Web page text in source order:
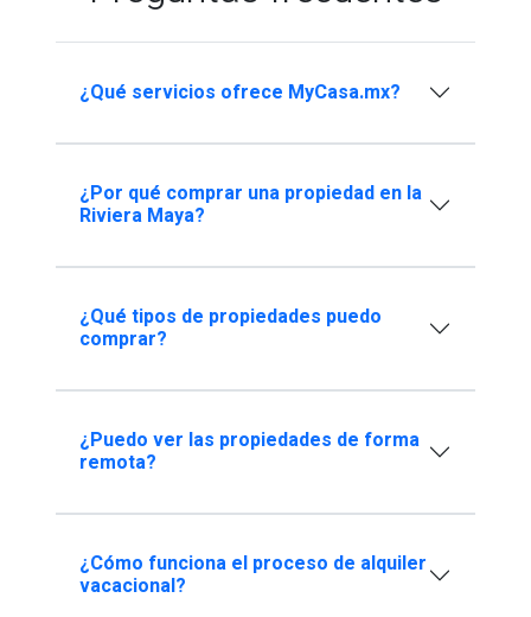
¿Qué servicios ofrece MyCasa.mx?
¿Por qué comprar una propiedad en la
Riviera Maya?
¿Qué tipos de propiedades puedo
comprar?
¿Puedo ver las propiedades de forma
remota?
¿Cómo funciona el proceso de alquiler
vacacional?